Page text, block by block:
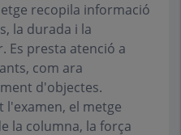
recopila informació
la durada i la
Es presta atenció a
com ara
d'objectes.
l'examen, el metge
la columna, la força